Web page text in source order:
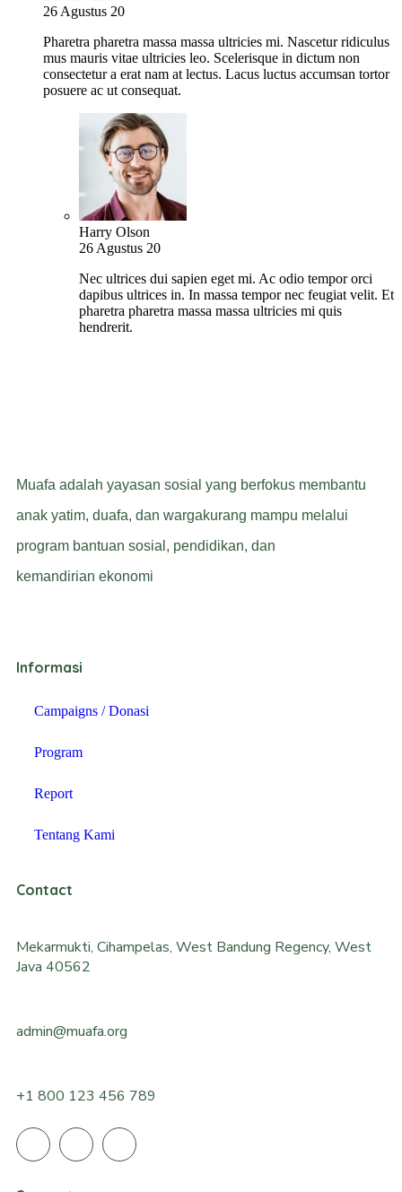
26 Agustus 20
Pharetra pharetra massa massa ultricies mi. Nascetur ridiculus
mus mauris vitae ultricies leo. Scelerisque in dictum non
consectetur a erat nam at lectus. Lacus luctus accumsan tortor
posuere ac ut consequat.
Harry Olson
26 Agustus 20
Nec ultrices dui sapien eget mi. Ac odio tempor orci
dapibus ultrices in. In massa tempor nec feugiat velit. Et
pharetra pharetra massa massa ultricies mi quis
hendrerit.
Muafa adalah yayasan sosial yang berfokus membantu
anak yatim, duafa, dan wargakurang mampu melalui
program bantuan sosial, pendidikan, dan
kemandirian ekonomi
Informasi
Campaigns / Donasi
Program
Report
Tentang Kami
Contact
Mekarmukti, Cihampelas, West Bandung Regency, West
Java 40562
admin@muafa.org
+1 800 123 456 789